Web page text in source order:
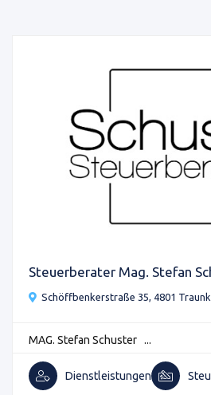
Steuerberater Mag. Stefan
Schöffbenkerstraße 35, 4801
MAG. Stefan Schuster ...
Dienstleistungen